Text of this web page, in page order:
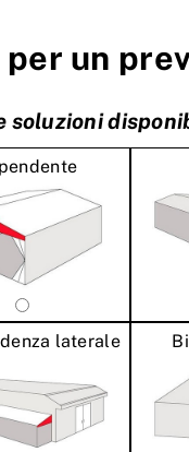
un
soluzioni
laterale